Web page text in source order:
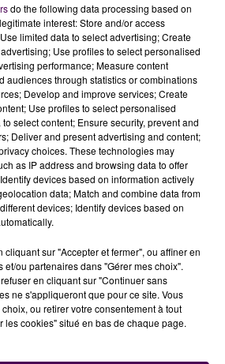
do the following data processing based on
interest: Store and/or access
limited data to select advertising; Create
Use profiles to select personalised
performance; Measure content
audiences through statistics or combinations
Develop and improve services; Create
Use profiles to select personalised
select content; Ensure security, prevent and
Deliver and present advertising and content;
choices. These technologies may
as IP address and browsing data to offer
devices based on information actively
data; Match and combine data from
devices; Identify devices based on
cliquant sur "Accepter et fermer", ou affiner en
ou partenaires dans "Gérer mes choix".
en cliquant sur "Continuer sans
ne s'appliqueront que pour ce site. Vous
ou retirer votre consentement à tout
les cookies" situé en bas de chaque page.